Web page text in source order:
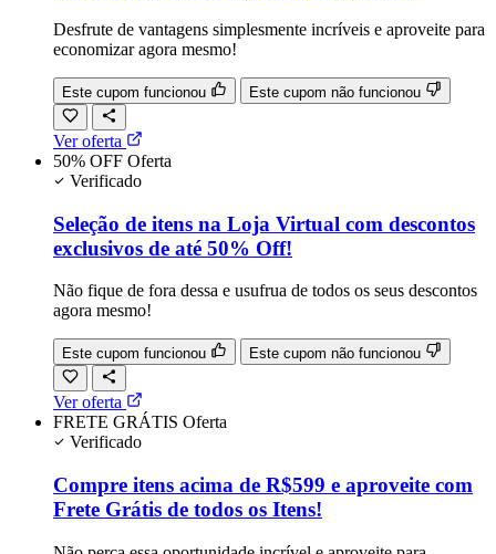
Desfrute de vantagens simplesmente incríveis e aproveite para
economizar agora mesmo!
Este cupom funcionou Este cupom não funcionou
Ver oferta
50% OFF Oferta
Verificado
Seleção de itens na Loja Virtual com descontos
exclusivos de até 50% Off!
Não fique de fora dessa e usufrua de todos os seus descontos
agora mesmo!
Este cupom funcionou Este cupom não funcionou
Ver oferta
FRETE GRÁTIS Oferta
Verificado
Compre itens acima de R$599 e aproveite com
Frete Grátis de todos os Itens!